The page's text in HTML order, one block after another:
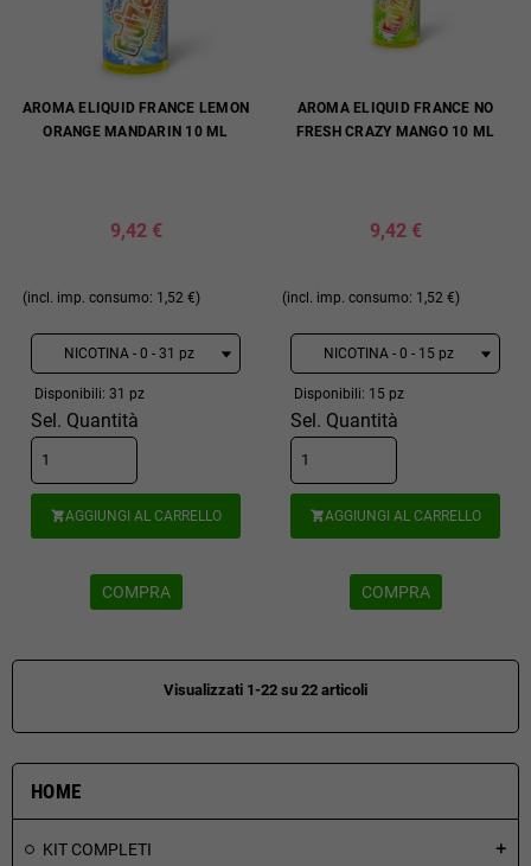
HOME
KIT COMPLETI add
AROMA ELIQUID FRANCE LEMON
ORANGE MANDARIN 10 ML
9,42 €
(incl. imp. consumo: 1,52 €)
Disponibili: 31 pz
Sel. Quantità
AGGIUNGI AL CARRELLO
COMPRA
AROMA ELIQUID FRANCE NO
FRESH CRAZY MANGO 10 ML
9,42 €
(incl. imp. consumo: 1,52 €)
Disponibili: 15 pz
Sel. Quantità
AGGIUNGI AL CARRELLO
COMPRA
Visualizzati 1-22 su 22 articoli